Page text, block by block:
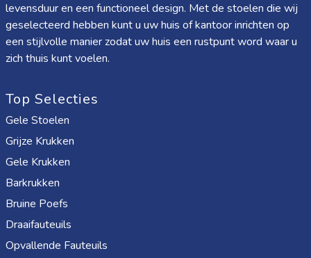
levensduur en een functioneel design. Met de stoelen die wij
geselecteerd hebben kunt u uw huis of kantoor inrichten op
een stijlvolle manier zodat uw huis een rustpunt word waar u
zich thuis kunt voelen.
Top Selecties
Gele Stoelen
Grijze Krukken
Gele Krukken
Barkrukken
Bruine Poefs
Draaifauteuils
Opvallende Fauteuils